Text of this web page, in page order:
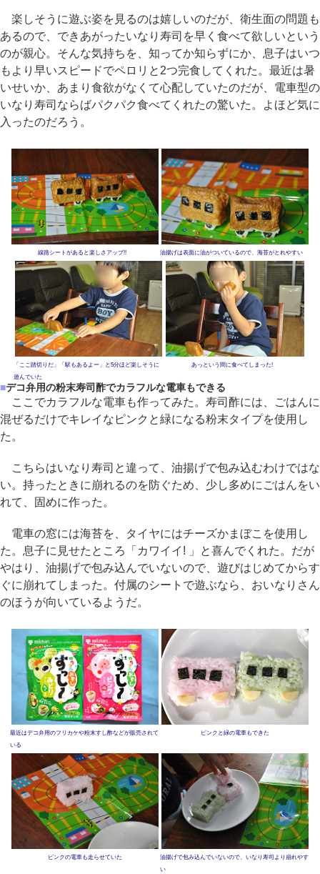
楽しそうに遊ぶ姿を見るのは嬉しいのだが、衛生面の問題も
あるので、できあがったいなり寿司を早く食べて欲しいという
のが親心。そんな気持ちを、知ってか知らずにか、息子はいつ
もより早いスピードでペロリと2つ完食してくれた。最近は暑
いせいか、あまり食欲がなくて心配していたのだが、電車型の
いなり寿司ならばパクパク食べてくれたの驚いた。よほど気に
入ったのだろう。
線路シートがあると楽しさアップ!! 油揚げは表面に油がついているので、海苔がとれやすい
「ここ踏切りだ」「駅もあるよー」と5分ほど楽しそうに
遊んでいた
あっという間に食べてしまった!
■デコ弁用の粉末寿司酢でカラフルな電車もできる
ここでカラフルな電車も作ってみた。寿司酢には、ごはんに
混ぜるだけでキレイなピンクと緑になる粉末タイプを使用し
た。
こちらはいなり寿司と違って、油揚げで包み込むわけではな
い。持ったときに崩れるのを防ぐため、少し多めにごはんをい
れて、固めに作った。
電車の窓には海苔を、タイヤにはチーズかまぼこを使用し
た。息子に見せたところ「カワイイ! 」と喜んでくれた。だが
やはり、油揚げで包み込んでいないので、遊びはじめてからす
ぐに崩れてしまった。付属のシートで遊ぶなら、おいなりさん
のほうが向いているようだ。
最近はデコ弁用のフリカケや粉末すし酢などが販売されて
いる
ピンクと緑の電車もできた
ピンクの電車も走らせていた
油揚げで包み込んでいないので、いなり寿司より崩れやす
い